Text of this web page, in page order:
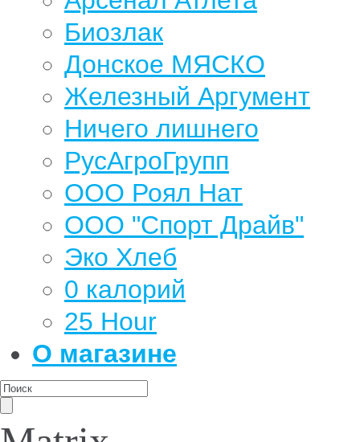
Биозлак
Донское МЯСКО
Железный Аргумент
Ничего лишнего
РусАгроГрупп
ООО Роял Нат
ООО "Спорт Драйв"
Эко Хлеб
0 калорий
25 Hour
О магазине